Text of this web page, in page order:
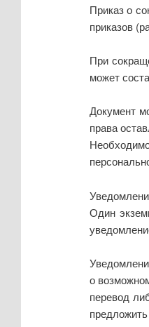
Приказ о
приказов
При
может
Документ
права
Один
о
перевод